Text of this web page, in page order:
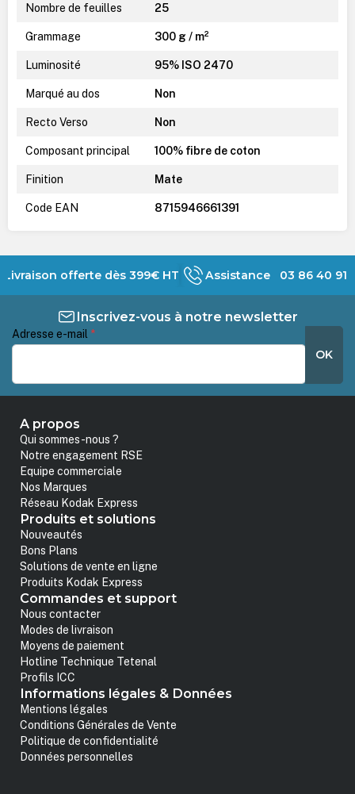
Nombre de feuilles 25
Grammage 300 g / m²
Luminosité 95% ISO 2470
Marqué au dos Non
Recto Verso Non
Composant principal 100% fibre de coton
Finition Mate
Code EAN 8715946661391
Livraison offerte dès 399€ HT Assistance 03 86 40 91
Inscrivez-vous à notre newsletter
Adresse e-mail *
OK
A propos
Qui sommes-nous ?
Notre engagement RSE
Equipe commerciale
Nos Marques
Réseau Kodak Express
Produits et solutions
Nouveautés
Bons Plans
Solutions de vente en ligne
Produits Kodak Express
Commandes et support
Nous contacter
Modes de livraison
Moyens de paiement
Hotline Technique Tetenal
Profils ICC
Informations légales & Données
Mentions légales
Conditions Générales de Vente
Politique de confidentialité
Données personnelles